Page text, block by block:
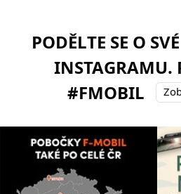
PODĚLTE SE O
INSTAGRAMU.
#FMOBIL